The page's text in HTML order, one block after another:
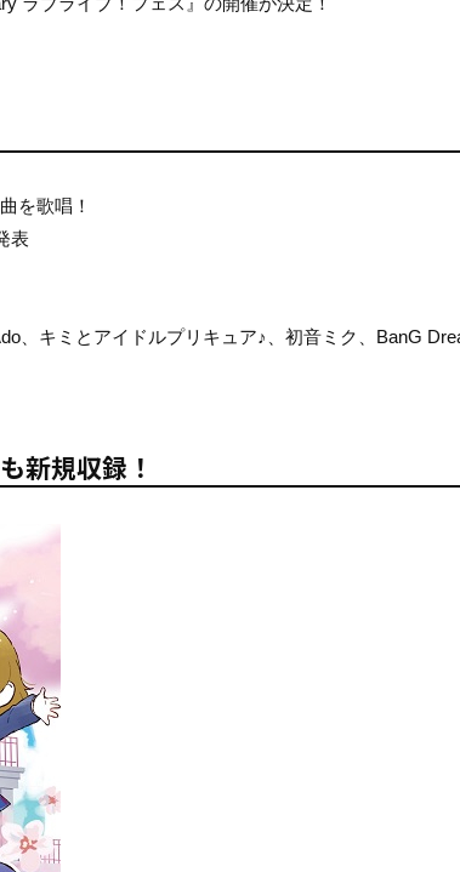
を歌唱！
表
、キミとアイドルプリキュア♪、初音ミク、BanG
新規収録！